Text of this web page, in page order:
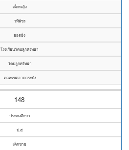
เด็กหญิง
รพีพัชร
ยอดยิ่ง
โรงเรียนวัดปลูกศรัทธา
วัดปลูกศรัทธา
คณะเขตลาดกระบัง
148
ประถมศึกษา
ป.๕
เด็กชาย